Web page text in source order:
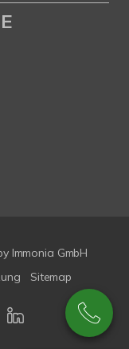
Immonia GmbH
Sitemap